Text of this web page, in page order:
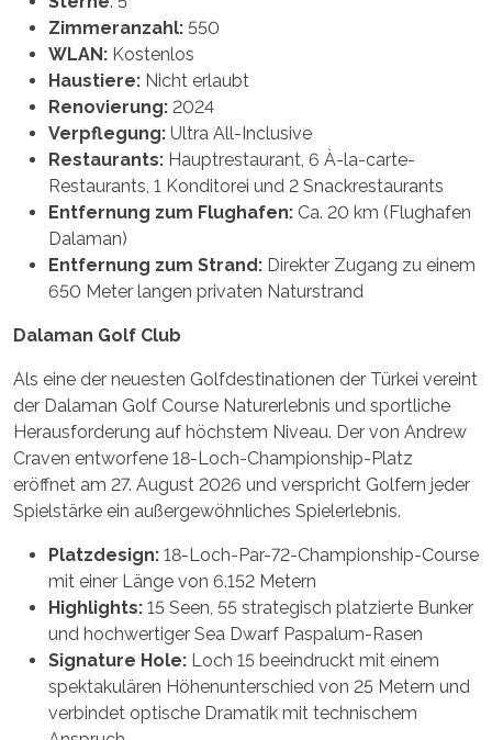
Zimmeranzahl: 550
WLAN: Kostenlos
Haustiere: Nicht erlaubt
Renovierung: 2024
Verpflegung: Ultra All-Inclusive
Restaurants: Hauptrestaurant, 6 À-la-carte-
Restaurants, 1 Konditorei und 2 Snackrestaurants
Entfernung zum Flughafen: Ca. 20 km (Flughafen
Dalaman)
Entfernung zum Strand: Direkter Zugang zu einem
650 Meter langen privaten Naturstrand
Dalaman Golf Club
Als eine der neuesten Golfdestinationen der Türkei vereint
der Dalaman Golf Course Naturerlebnis und sportliche
Herausforderung auf höchstem Niveau. Der von Andrew
Craven entworfene 18-Loch-Championship-Platz
eröffnet am 27. August 2026 und verspricht Golfern jeder
Spielstärke ein außergewöhnliches Spielerlebnis.
Platzdesign: 18-Loch-Par-72-Championship-Course
mit einer Länge von 6.152 Metern
Highlights: 15 Seen, 55 strategisch platzierte Bunker
und hochwertiger Sea Dwarf Paspalum-Rasen
Signature Hole: Loch 15 beeindruckt mit einem
spektakulären Höhenunterschied von 25 Metern und
verbindet optische Dramatik mit technischem